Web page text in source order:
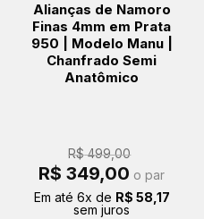
Alianças de Namoro
Finas 4mm em Prata
950 | Modelo Manu |
Chanfrado Semi
Anatômico
R$499,00
O
preço
era:
R$ 499,00.
R$ 349,00 preço
é:
o par
Em até 6x de R$ 58,17
sem juros